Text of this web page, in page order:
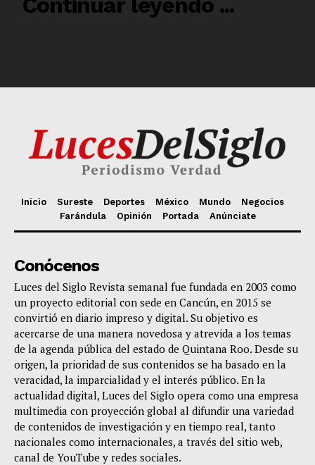
Inicio Sureste Deportes México Mundo
Negocios
Farándula
Opinión Portada Anúnciate
Conócenos
Luces del Siglo Revista semanal fue fundada en 2003 como
un proyecto editorial con sede en Cancún, en 2015 se
convirtió en diario impreso y digital. Su objetivo es
acercarse de una manera novedosa y atrevida a los temas
de la agenda pública del estado de Quintana Roo. Desde su
origen, la prioridad de sus contenidos se ha basado en la
veracidad, la imparcialidad y el interés público. En la
actualidad digital, Luces del Siglo opera como una empresa
multimedia con proyección global al difundir una variedad
de contenidos de investigación y en tiempo real, tanto
nacionales como internacionales, a través del sitio web,
canal de YouTube y redes sociales.